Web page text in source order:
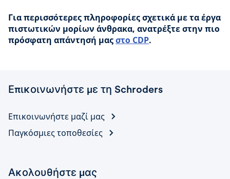
Για περισσότερες πληροφορίες σχετικά με τα έργα
πιστωτικών μορίων άνθρακα, ανατρέξτε στην πιο
πρόσφατη απάντησή μαςστο CDP.
Επικοινωνήστε με τη Schroders
Επικοινωνήστε μαζί μας
Παγκόσμιες τοποθεσίες
Ακολουθήστε μας